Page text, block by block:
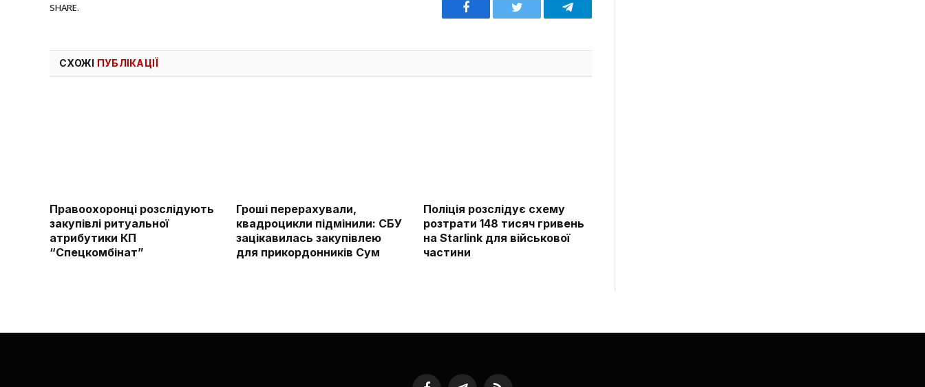
SHARE.
Facebook Twitter Telegram
СХОЖІ ПУБЛІКАЦІЇ
Правоохоронці розслідують
закупівлі ритуальної
атрибутики КП
“Спецкомбінат”
Гроші перерахували,
квадроцикли підмінили: СБУ
зацікавилась закупівлею
для прикордонників Сум
Поліція розслідує схему
розтрати 148 тисяч гривень
на Starlink для військової
частини